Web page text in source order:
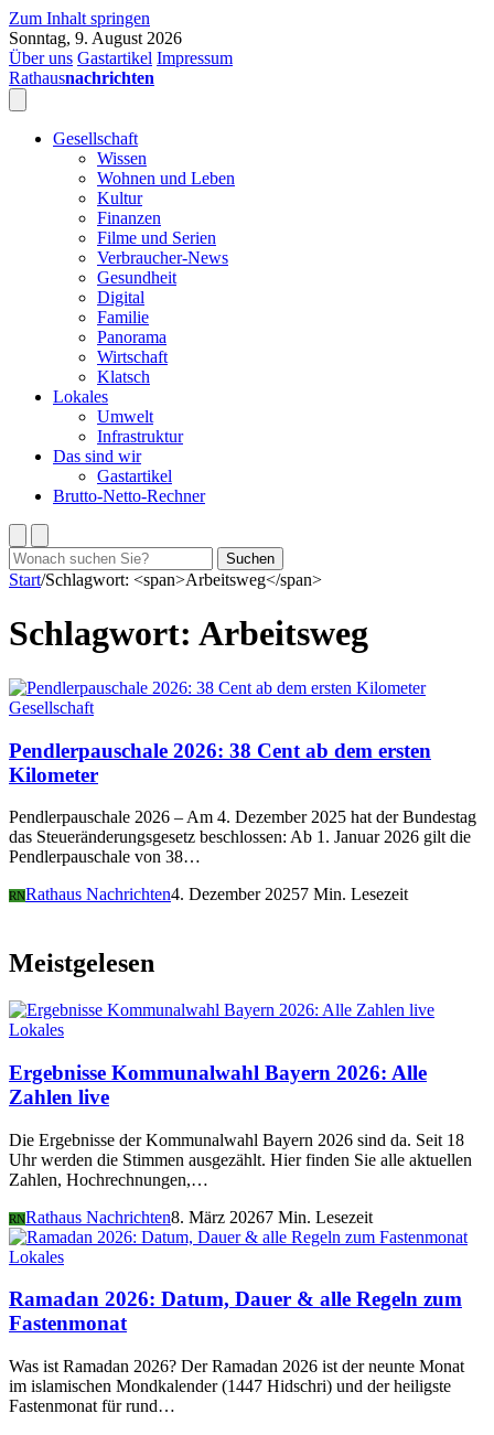
Zum Inhalt springen
Sonntag, 9. August 2026
Über uns Gastartikel Impressum
Rathausnachrichten
Gesellschaft
Wissen
Wohnen und Leben
Kultur
Finanzen
Filme und Serien
Verbraucher-News
Gesundheit
Digital
Familie
Panorama
Wirtschaft
Klatsch
Lokales
Umwelt
Infrastruktur
Das sind wir
Gastartikel
Brutto-Netto-Rechner
Suchen
nach:
Suchen
Start/Schlagwort: <span>Arbeitsweg</span>
Schlagwort: Arbeitsweg
Gesellschaft
Pendlerpauschale 2026: 38 Cent ab dem ersten
Kilometer
Pendlerpauschale 2026 – Am 4. Dezember 2025 hat der Bundestag
das Steueränderungsgesetz beschlossen: Ab 1. Januar 2026 gilt die
Pendlerpauschale von 38…
RNRathaus Nachrichten4. Dezember 20257 Min. Lesezeit
Meistgelesen
Lokales
Ergebnisse Kommunalwahl Bayern 2026: Alle
Zahlen live
Die Ergebnisse der Kommunalwahl Bayern 2026 sind da. Seit 18
Uhr werden die Stimmen ausgezählt. Hier finden Sie alle aktuellen
Zahlen, Hochrechnungen,…
RNRathaus Nachrichten8. März 20267 Min. Lesezeit
Lokales
Ramadan 2026: Datum, Dauer & alle Regeln zum
Fastenmonat
Was ist Ramadan 2026? Der Ramadan 2026 ist der neunte Monat
im islamischen Mondkalender (1447 Hidschri) und der heiligste
Fastenmonat für rund…